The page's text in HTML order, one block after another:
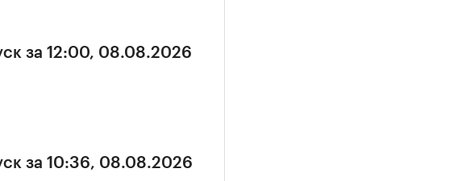
за 12:00, 08.08.2026
за 10:36, 08.08.2026